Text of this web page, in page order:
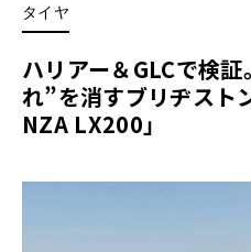
タイヤ
ハリアー＆GLCで検
れ”を消すブリヂスト
NZA LX200」